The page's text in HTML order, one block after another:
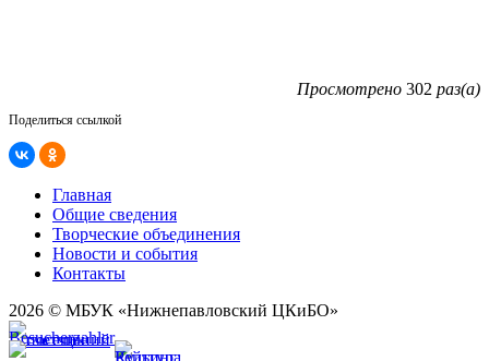
Просмотрено 302 раз(а)
Поделиться ссылкой
Главная
Общие сведения
Творческие объединения
Новости и события
Контакты
2026 © МБУК «Нижнепавловский ЦКиБО»